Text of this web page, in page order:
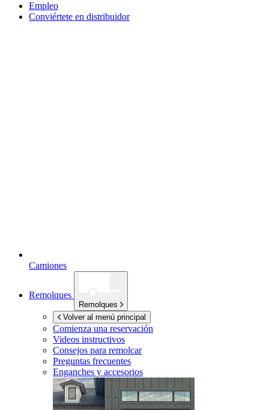
Empleo
Conviértete en distribuidor
Camiones
Remolques
Remolques
Volver al menú principal
Comienza una reservación
Videos instructivos
Consejos para remolcar
Preguntas frecuentes
Enganches y accesorios